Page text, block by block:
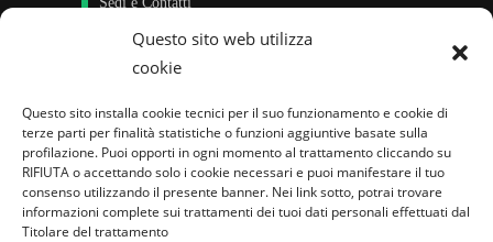
Questo sito web utilizza
cookie
Questo sito installa cookie tecnici per il suo funzionamento e cookie di
terze parti per finalità statistiche o funzioni aggiuntive basate sulla
profilazione. Puoi opporti in ogni momento al trattamento cliccando su
RIFIUTA o accettando solo i cookie necessari e puoi manifestare il tuo
consenso utilizzando il presente banner. Nei link sotto, potrai trovare
informazioni complete sui trattamenti dei tuoi dati personali effettuati dal
Titolare del trattamento
Sostieni
Famiglie per l’accoglienza nel mondo